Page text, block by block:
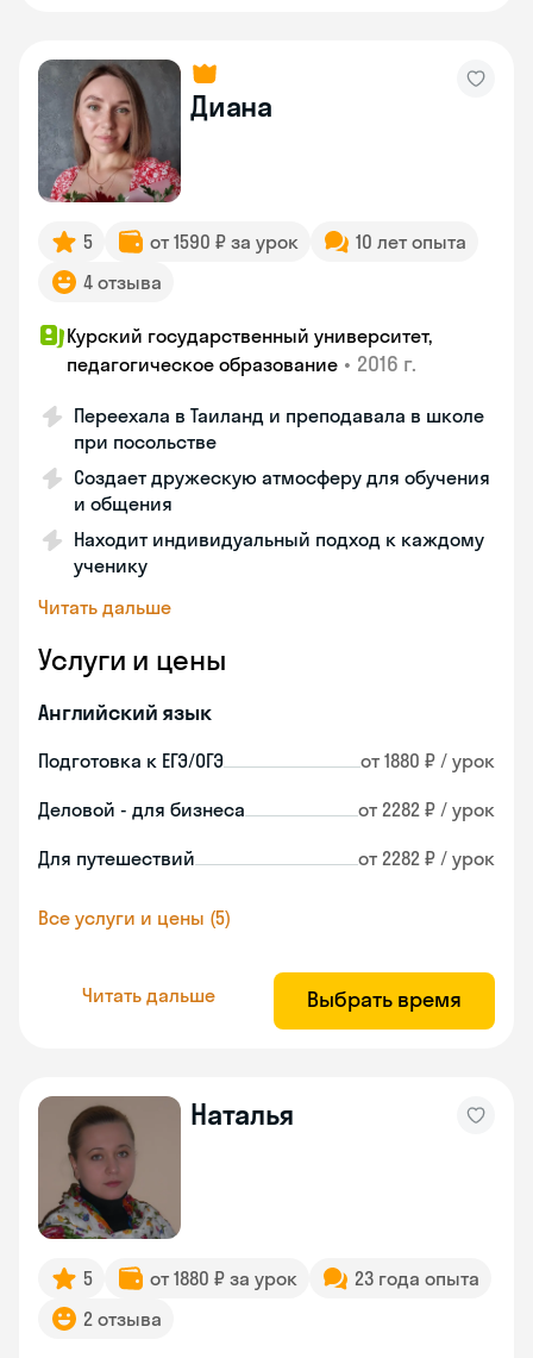
Диана
5 от 1590 ₽ за урок
10 лет опыта
4 отзыва
Курский государственный университет,
педагогическое образование • 2016 г.
Переехала в Таиланд и преподавала в школе
при посольстве
Создает дружескую атмосферу для обучения
и общения
Находит индивидуальный подход к каждому
ученику
Читать дальше
Услуги и цены
Английский язык
Подготовка к ЕГЭ/ОГЭ от 1880 ₽ / урок
Деловой - для бизнеса от 2282 ₽ / урок
Для путешествий от 2282 ₽ / урок
Все услуги и цены (5)
Читать дальше Выбрать время
Наталья
5 от 1880 ₽ за урок
23 года опыта
2 отзыва